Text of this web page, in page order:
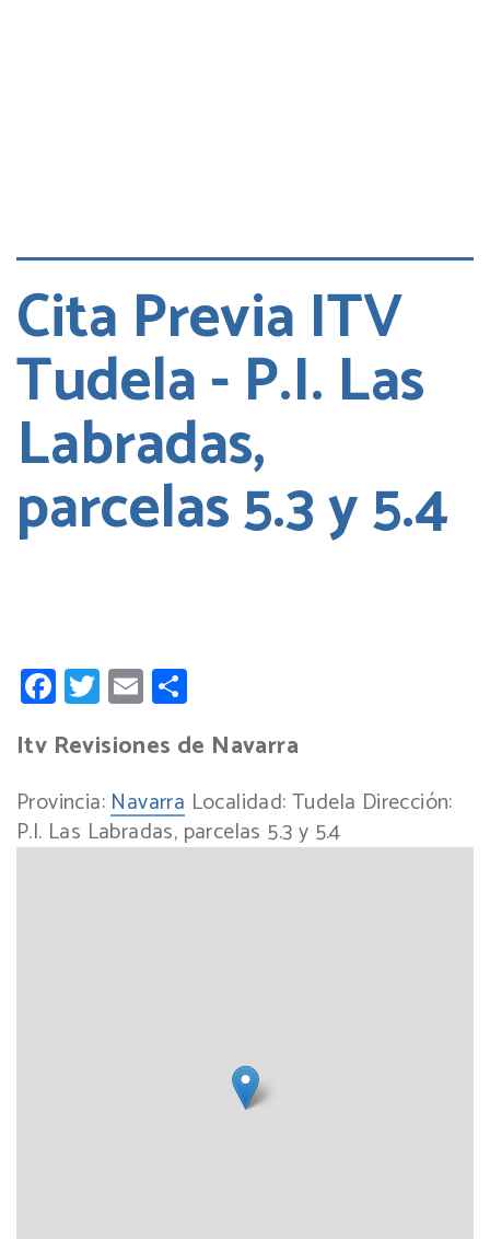
Cita Previa ITV
Tudela - P.I. Las
Labradas,
parcelas 5.3 y 5.4
Facebook
Twitter
Email
Itv Revisiones de Navarra
Provincia: Navarra Localidad:Tudela Dirección:
P.I. Las Labradas, parcelas 5.3 y 5.4